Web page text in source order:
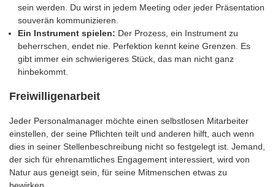
sein werden. Du wirst in jedem Meeting oder jeder Präsentation
souverän kommunizieren.
Ein Instrument spielen: Der Prozess, ein Instrument zu
beherrschen, endet nie. Perfektion kennt keine Grenzen. Es
gibt immer ein schwierigeres Stück, das man nicht ganz
hinbekommt.
Freiwilligenarbeit
Jeder Personalmanager möchte einen selbstlosen Mitarbeiter
einstellen, der seine Pflichten teilt und anderen hilft, auch wenn
dies in seiner Stellenbeschreibung nicht so festgelegt ist. Jemand,
der sich für ehrenamtliches Engagement interessiert, wird von
Natur aus geneigt sein, für seine Mitmenschen etwas zu
bewirken.